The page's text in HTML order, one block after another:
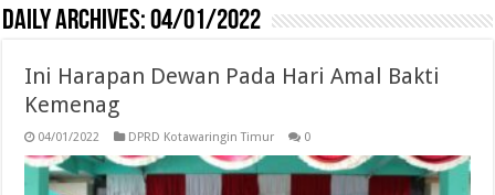
Viral! Selama Dua Bulan Lebih Siltap Serta Tunjangan Pemdes dan BPD di
Daily Archives:04/01/2022
Ini Harapan Dewan Pada Hari Amal Bakti
Kemenag
04/01/2022 DPRD Kotawaringin Timur 0